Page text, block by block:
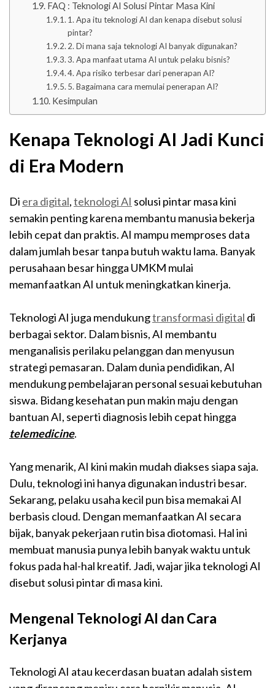
FAQ : Teknologi AI Solusi Pintar Masa Kini
1. Apa itu teknologi AI dan kenapa disebut solusi
pintar?
2. Di mana saja teknologi AI banyak digunakan?
3. Apa manfaat utama AI untuk pelaku bisnis?
4. Apa risiko terbesar dari penerapan AI?
5. Bagaimana cara memulai penerapan AI?
Kesimpulan
Kenapa Teknologi AI Jadi Kunci
di Era Modern
Di era digital,teknologi AI solusi pintar masa kini
semakin penting karena membantu manusia bekerja
lebih cepat dan praktis. AI mampu memproses data
dalam jumlah besar tanpa butuh waktu lama. Banyak
perusahaan besar hingga UMKM mulai
memanfaatkan AI untuk meningkatkan kinerja.
Teknologi AI juga mendukungtransformasi digital di
berbagai sektor. Dalam bisnis, AI membantu
menganalisis perilaku pelanggan dan menyusun
strategi pemasaran. Dalam dunia pendidikan, AI
mendukung pembelajaran personal sesuai kebutuhan
siswa. Bidang kesehatan pun makin maju dengan
bantuan AI, seperti diagnosis lebih cepat hingga
telemedicine.
Yang menarik, AI kini makin mudah diakses siapa saja.
Dulu, teknologi ini hanya digunakan industri besar.
Sekarang, pelaku usaha kecil pun bisa memakai AI
berbasis cloud. Dengan memanfaatkan AI secara
bijak, banyak pekerjaan rutin bisa diotomasi. Hal ini
membuat manusia punya lebih banyak waktu untuk
fokus pada hal-hal kreatif. Jadi, wajar jika teknologi AI
disebut solusi pintar di masa kini.
Mengenal Teknologi AI dan Cara
Kerjanya
Teknologi AI atau kecerdasan buatan adalah sistem